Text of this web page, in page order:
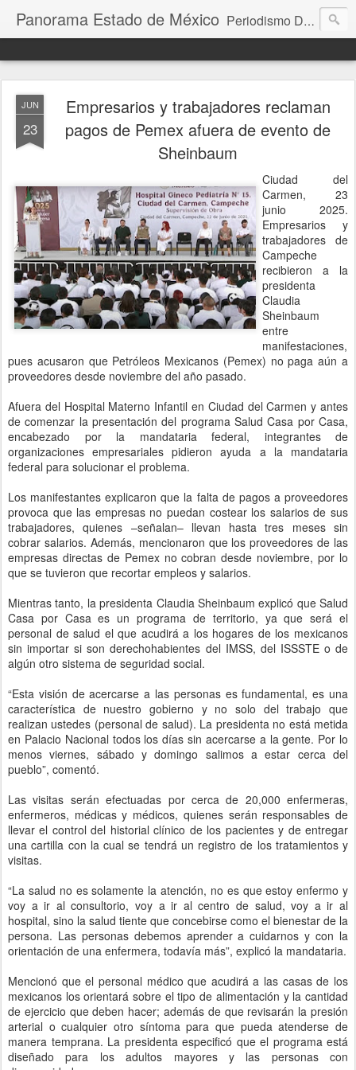
Panorama Estado de México Periodismo Digital
JUN
23
Empresarios y trabajadores reclaman
pagos de Pemex afuera de evento de
Sheinbaum
Ciudad del
Carmen, 23
junio 2025.
Empresarios y
trabajadores de
Campeche
recibieron a la
presidenta
Claudia
Sheinbaum
entre
manifestaciones,
pues acusaron que Petróleos Mexicanos (Pemex) no paga aún a
proveedores desde noviembre del año pasado.
Afuera del Hospital Materno Infantil en Ciudad del Carmen y antes
de comenzar la presentación del programa Salud Casa por Casa,
encabezado por la mandataria federal, integrantes de
organizaciones empresariales pidieron ayuda a la mandataria
federal para solucionar el problema.
Los manifestantes explicaron que la falta de pagos a proveedores
provoca que las empresas no puedan costear los salarios de sus
trabajadores, quienes –señalan– llevan hasta tres meses sin
cobrar salarios. Además, mencionaron que los proveedores de las
empresas directas de Pemex no cobran desde noviembre, por lo
que se tuvieron que recortar empleos y salarios.
Mientras tanto, la presidenta Claudia Sheinbaum explicó que Salud
Casa por Casa es un programa de territorio, ya que será el
personal de salud el que acudirá a los hogares de los mexicanos
sin importar si son derechohabientes del IMSS, del ISSSTE o de
algún otro sistema de seguridad social.
“Esta visión de acercarse a las personas es fundamental, es una
característica de nuestro gobierno y no solo del trabajo que
realizan ustedes (personal de salud). La presidenta no está metida
en Palacio Nacional todos los días sin acercarse a la gente. Por lo
menos viernes, sábado y domingo salimos a estar cerca del
pueblo”, comentó.
Las visitas serán efectuadas por cerca de 20,000 enfermeras,
enfermeros, médicas y médicos, quienes serán responsables de
llevar el control del historial clínico de los pacientes y de entregar
una cartilla con la cual se tendrá un registro de los tratamientos y
visitas.
“La salud no es solamente la atención, no es que estoy enfermo y
voy a ir al consultorio, voy a ir al centro de salud, voy a ir al
hospital, sino la salud tiente que concebirse como el bienestar de la
persona. Las personas debemos aprender a cuidarnos y con la
orientación de una enfermera, todavía más”, explicó la mandataria.
Mencionó que el personal médico que acudirá a las casas de los
mexicanos los orientará sobre el tipo de alimentación y la cantidad
de ejercicio que deben hacer; además de que revisarán la presión
arterial o cualquier otro síntoma para que pueda atenderse de
manera temprana. La presidenta especificó que el programa está
diseñado para los adultos mayores y las personas con